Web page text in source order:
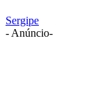
Sergipe
- Anúncio-